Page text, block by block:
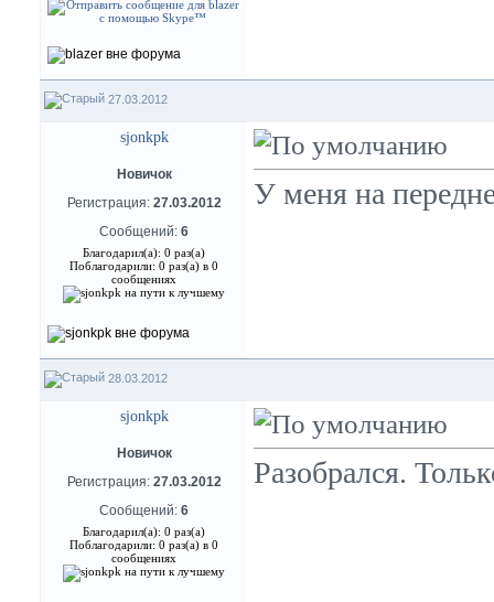
27.03.2012
sjonkpk
Новичок
Регистрация: 27.03.2012
Сообщений: 6
Благодарил(а): 0 раз(а)
Поблагодарили: 0 раз(а) в 0
сообщениях
У меня на
28.03.2012
sjonkpk
Новичок
Регистрация: 27.03.2012
Сообщений: 6
Благодарил(а): 0 раз(а)
Поблагодарили: 0 раз(а) в 0
сообщениях
Разобрался.